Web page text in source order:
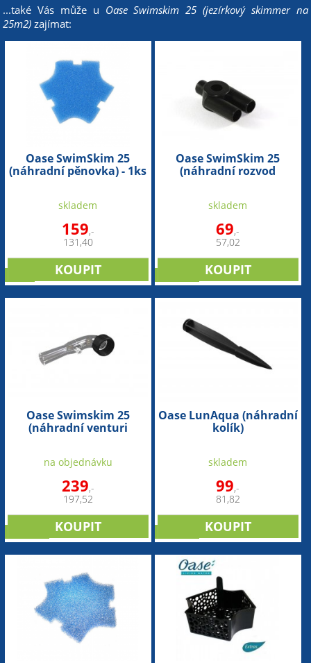
...také Vás může u Oase Swimskim 25 (jezírkový skimmer na
25m2) zajímat:
Oase SwimSkim 25
(náhradní pěnovka) - 1ks
skladem
159,-
131,40
Oase SwimSkim 25
(náhradní rozvod
skladem
69,-
57,02
Oase Swimskim 25
(náhradní venturi
na objednávku
239,-
197,52
Oase LunAqua (náhradní
kolík)
skladem
99,-
81,82